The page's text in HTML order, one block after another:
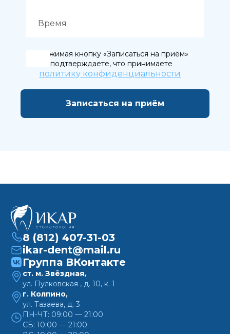
Нажимая кнопку «Записаться на приём»
вы подтверждаете, что принимаете
политику конфиденциальности
8 (812) 407-31-03
ikar-dent@mail.ru
Группа ВКонтакте
ст. м. Звёздная,
ул. Пулковская , д. 10, к. 1
г. Колпино,
ул. Тазаева, д. 3
ПН-ЧТ: 09:00 — 21:00
СБ: 10:00 — 21:00